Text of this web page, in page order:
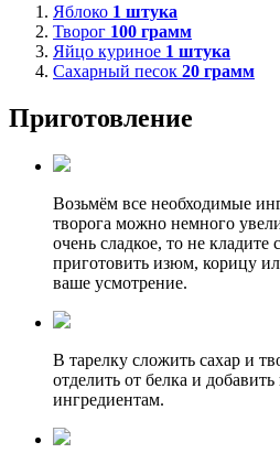
Яблоко 1 штука
Творог 100 грамм
Яйцо куриное 1 штука
Сахарный песок 20 грамм
Приготовление
Возьмём все необходимые
творога можно немного
очень сладкое, то не
приготовить изюм, корицу
ваше усмотрение.
В тарелку сложить сахар и
отделить от белка и
ингредиентам.